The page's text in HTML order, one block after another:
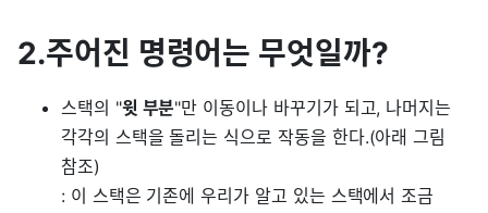
2.주어진 명령어는 무엇일까?
스택의 "윗 부분"만 이동이나 바꾸기가 되고, 나머지는
각각의 스택을 돌리는 식으로 작동을 한다.(아래 그림
참조)
: 이 스택은 기존에 우리가 알고 있는 스택에서 조금